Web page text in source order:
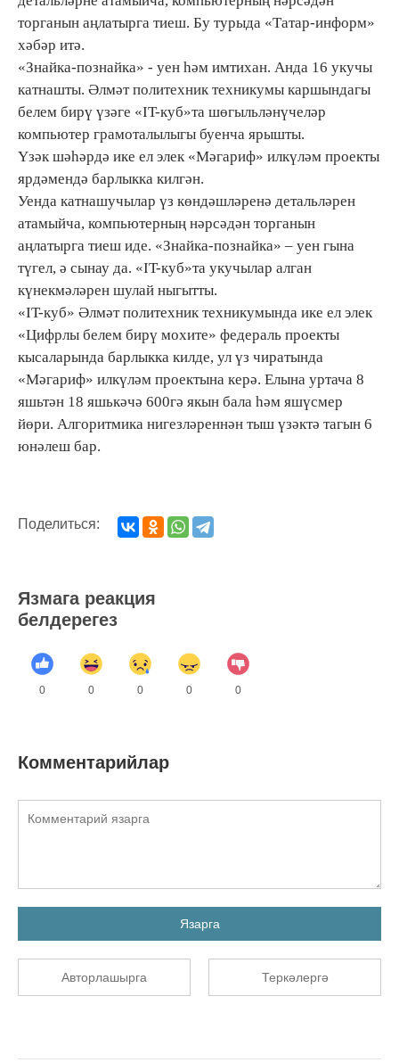
торганын аңлатырга тиеш. Бу турыда «Татар-информ»
хәбәр итә.
«Знайка-познайка» - уен һәм имтихан. Анда 16 укучы
катнашты. Әлмәт политехник техникумы каршындагы
белем бирү үзәге «IT-куб»та шөгыльләнүчеләр
компьютер грамоталылыгы буенча ярышты.
Үзәк шәһәрдә ике ел элек «Мәгариф» илкүләм проекты
ярдәмендә барлыкка килгән.
Уенда катнашучылар үз көндәшләренә детальләрен
атамыйча, компьютерның нәрсәдән торганын
аңлатырга тиеш иде. «Знайка-познайка» – уен гына
түгел, ә сынау да. «IT-куб»та укучылар алган
күнекмәләрен шулай ныгытты.
«IT-куб» Әлмәт политехник техникумында ике ел элек
«Цифрлы белем бирү мохите» федераль проекты
кысаларында барлыкка килде, ул үз чиратында
«Мәгариф» илкүләм проектына керә. Елына уртача 8
яшьтән 18 яшькәчә 600гә якын бала һәм яшүсмер
йөри. Алгоритмика нигезләреннән тыш үзәктә тагын 6
юнәлеш бар.
Поделиться:
Язмага реакция
белдерегез
0 0 0 0 0
Комментарийлар
Язарга
Авторлашырга Теркәлергә